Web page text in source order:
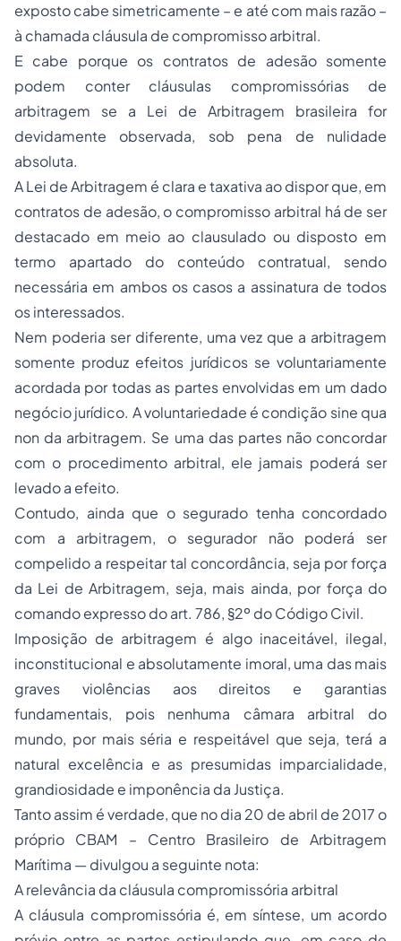
exposto cabe simetricamente – e até com mais razão –
à chamada cláusula de compromisso arbitral.
E cabe porque os contratos de adesão somente
podem conter cláusulas compromissórias de
arbitragem se a Lei de Arbitragem brasileira for
devidamente observada, sob pena de nulidade
absoluta.
A Lei de Arbitragem é clara e taxativa ao dispor que, em
contratos de adesão, o compromisso arbitral há de ser
destacado em meio ao clausulado ou disposto em
termo apartado do conteúdo contratual, sendo
necessária em ambos os casos a assinatura de todos
os interessados.
Nem poderia ser diferente, uma vez que a arbitragem
somente produz efeitos jurídicos se voluntariamente
acordada por todas as partes envolvidas em um dado
negócio jurídico. A voluntariedade é condição sine qua
non da arbitragem. Se uma das partes não concordar
com o procedimento arbitral, ele jamais poderá ser
levado a efeito.
Contudo, ainda que o segurado tenha concordado
com a arbitragem, o segurador não poderá ser
compelido a respeitar tal concordância, seja por força
da Lei de Arbitragem, seja, mais ainda, por força do
comando expresso do art. 786, §2º do Código Civil.
Imposição de arbitragem é algo inaceitável, ilegal,
inconstitucional e absolutamente imoral, uma das mais
graves violências aos direitos e garantias
fundamentais, pois nenhuma câmara arbitral do
mundo, por mais séria e respeitável que seja, terá a
natural excelência e as presumidas imparcialidade,
grandiosidade e imponência da Justiça.
Tanto assim é verdade, que no dia 20 de abril de 2017 o
próprio CBAM – Centro Brasileiro de Arbitragem
Marítima — divulgou a seguinte nota:
A relevância da cláusula compromissória arbitral
A cláusula compromissória é, em síntese, um acordo